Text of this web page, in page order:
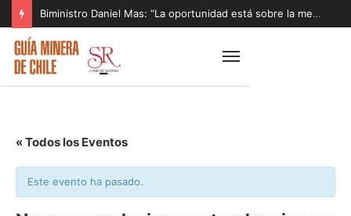
Biministro Daniel Mas: “La oportunidad está sobre la mesa y tenemos que aprovecharla”
« Todos los Eventos
Este evento ha pasado.